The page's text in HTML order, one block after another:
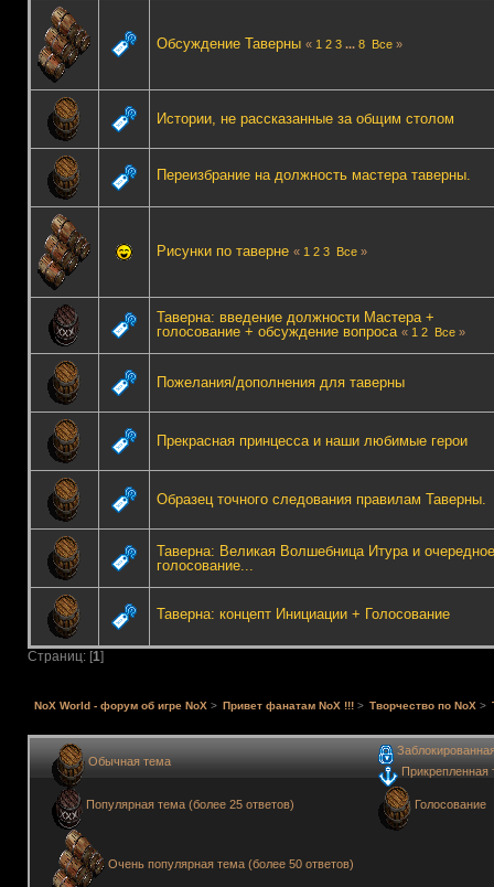
Обсуждение Таверны « 1 2 3 ... 8 Все»
Истории, не рассказанные за общим столом
Переизбрание на должность мастера таверны.
Рисунки по таверне « 1 2 3 Все»
Таверна: введение должности Мастера +
голосование + обсуждение вопроса « 1 2 Все»
Пожелания/дополнения для таверны
Прекрасная принцесса и наши любимые герои
Образец точного следования правилам Таверны.
Таверна: Великая Волшебница Итура и очередное
голосование...
Таверна: концепт Инициации + Голосование
Страниц: [1]
NoX World - форум об игре NoX> Привет фанатам NoX !!! > Творчество по NoX >
Обычная тема
Популярная тема (более 25 ответов)
Очень популярная тема (более 50 ответов)
Прикрепленная
Голосование